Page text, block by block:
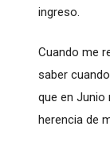
ingreso.
Cuando me
saber
que en Junio
herencia de